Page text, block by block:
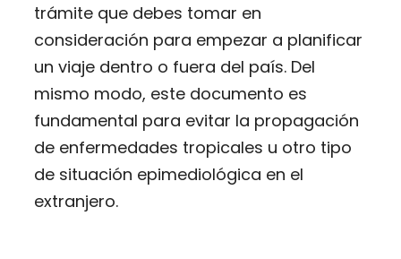
trámite que debes tomar en
consideración para empezar a planificar
un viaje dentro o fuera del país. Del
mismo modo, este documento es
fundamental para evitar la propagación
de enfermedades tropicales u otro tipo
de situación epimediológica en el
extranjero.